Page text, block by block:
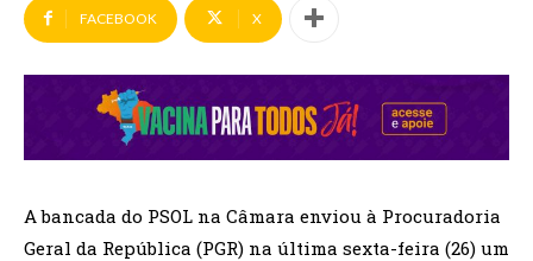
FACEBOOK X
A bancada do PSOL na Câmara enviou à Procuradoria
Geral da República (PGR) na última sexta-feira (26) um